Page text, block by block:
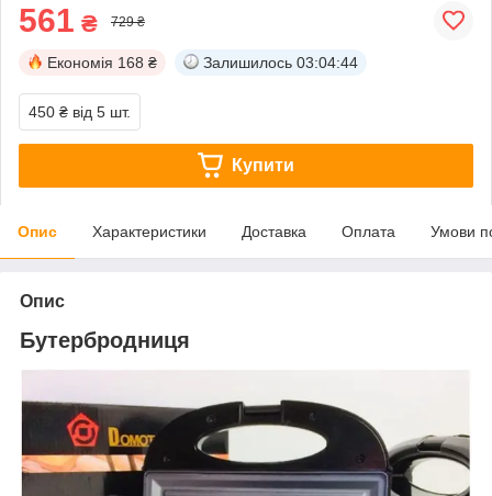
561 ₴ 729 ₴
Економія 168 ₴ Залишилось 03:04:43
450 ₴ від 5 шт.
Купити
Опис Характеристики Доставка Оплата Умови
Опис
Бутербродниця